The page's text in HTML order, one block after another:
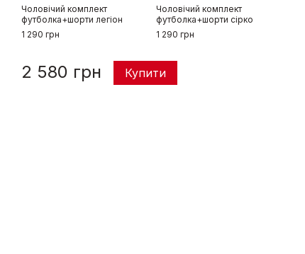
Чоловічий комплект
футболка+шорти легіон
1 290 грн
Чоловічий комплект
футболка+шорти сірко
1 290 грн
2 580 грн Купити